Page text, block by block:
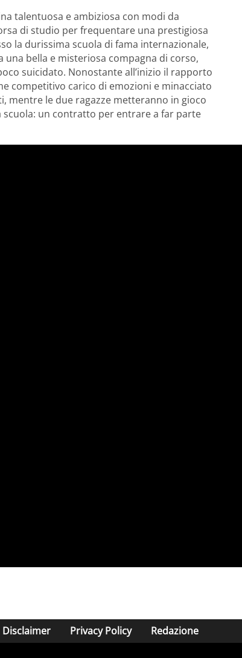
talentuosa e ambiziosa con modi da
di studio per frequentare una prestigiosa
la durissima scuola di fama internazionale,
una bella e misteriosa compagna di corso,
suicidato. Nonostante all’inizio il rapporto
competitivo carico di emozioni e minacciato
mentre le due ragazze metteranno in gioco
un contratto per entrare a far parte
Disclaimer Privacy Policy Redazione